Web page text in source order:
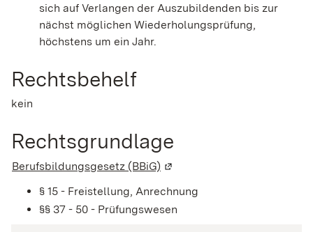
sich auf Verlangen der Auszubildenden bis zur
nächst möglichen Wiederholungsprüfung,
höchstens um ein Jahr.
Rechtsbehelf
kein
Rechtsgrundlage
Berufsbildungsgesetz (BBiG) (Wird in einem neuen
§ 15 - Freistellung, Anrechnung
§§ 37 - 50 - Prüfungswesen